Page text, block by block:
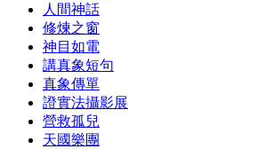
人間神話
修煉之窗
神目如電
講真象短句
真象傳單
證實法攝影展
營救孤兒
天國樂團